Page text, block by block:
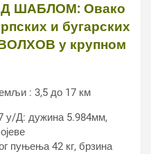
ШАБЛОМ: Овако
и бугарских
у крупном
: 3,5 до 17 км
у/Д: дужина 5.984мм,
пуњења 42 кг, брзина